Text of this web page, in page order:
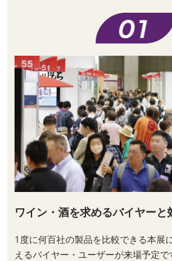
ワイン・酒を求めるバイヤーと
1度に何百社の製品を比較できる本展
えるバイヤー・ユーザーが来場予定で